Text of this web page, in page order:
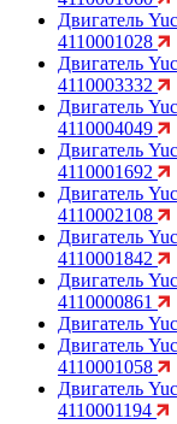
Двигатель
4110001028
Двигатель
4110003332
Двигатель
4110004049
Двигатель
4110001692
Двигатель
4110002108
Двигатель
4110001842
Двигатель
4110000861
Двигатель
Двигатель
4110001058
Двигатель
4110001194